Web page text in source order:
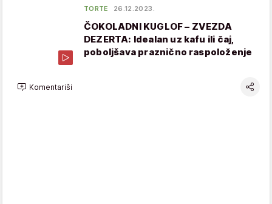
TORTE 26.12.2023.
ČOKOLADNI KUGLOF – ZVEZDA
DEZERTA: Idealan uz kafu ili čaj,
poboljšava praznično raspoloženje
Komentariši